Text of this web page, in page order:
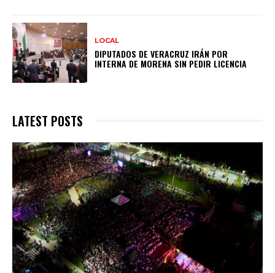
LOCAL
DIPUTADOS DE VERACRUZ IRÁN POR
INTERNA DE MORENA SIN PEDIR LICENCIA
LATEST POSTS